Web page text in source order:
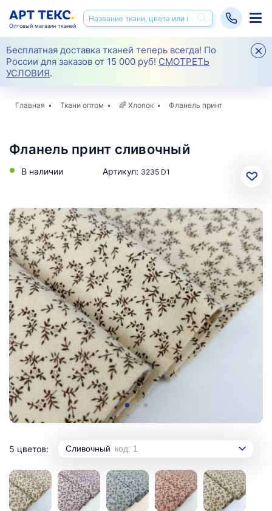
Бесплатная доставка тканей теперь всегда! По
России для заказов от 15 000 руб! СМОТРЕТЬ
УСЛОВИЯ.
Оптовый магазин тканей
Главная Ткани оптом 🌈 Хлопок Фланель принт
Фланель принт сливочный
В наличии Артикул: 3235 D1
5 цветов: Сливочный код: 1